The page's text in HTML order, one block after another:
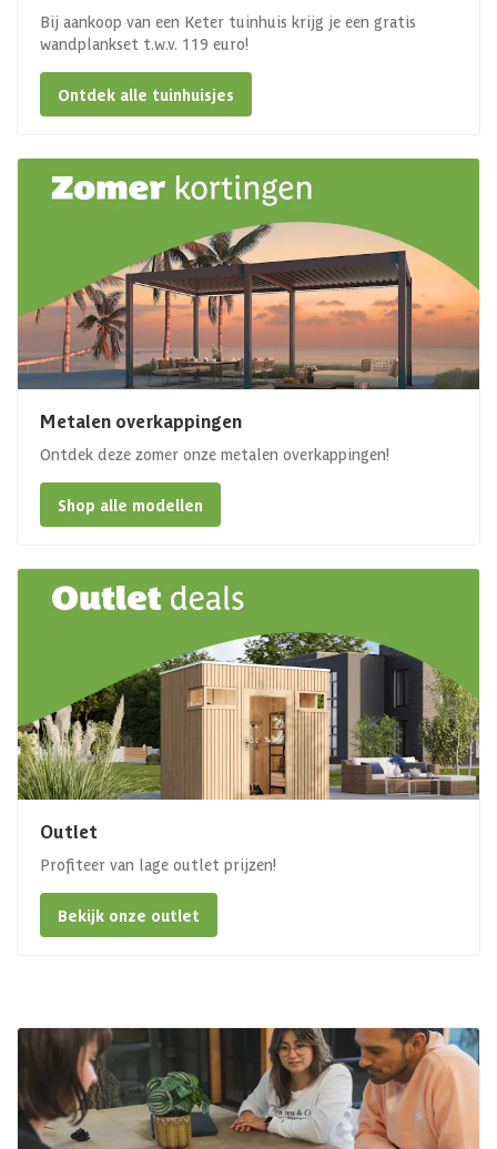
Bij aankoop van een Keter tuinhuis krijg je een gratis
wandplankset t.w.v. 119 euro!
Ontdek alle tuinhuisjes
Metalen overkappingen
Ontdek deze zomer onze metalen overkappingen!
Shop alle modellen
Outlet
Profiteer van lage outlet prijzen!
Bekijk onze outlet